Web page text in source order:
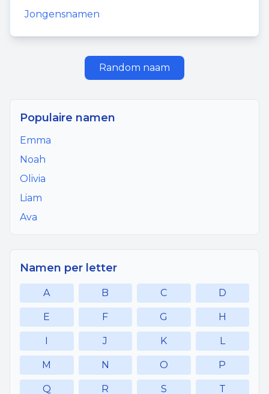
Jongensnamen
Random naam
Populaire namen
Emma
Noah
Olivia
Liam
Ava
Namen per letter
A B C D
E F G H
I J K L
M N O P
Q R S T